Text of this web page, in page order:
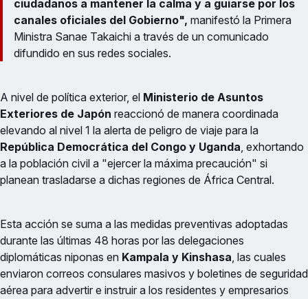
ciudadanos a mantener la calma y a guiarse por los
canales oficiales del Gobierno", manifestó la Primera
Ministra Sanae Takaichi a través de un comunicado
difundido en sus redes sociales.
A nivel de política exterior, el Ministerio de Asuntos
Exteriores de Japón reaccionó de manera coordinada
elevando al nivel 1 la alerta de peligro de viaje para la
República Democrática del Congo y Uganda, exhortando
a la población civil a "ejercer la máxima precaución" si
planean trasladarse a dichas regiones de África Central.
Esta acción se suma a las medidas preventivas adoptadas
durante las últimas 48 horas por las delegaciones
diplomáticas niponas en Kampala y Kinshasa, las cuales
enviaron correos consulares masivos y boletines de seguridad
aérea para advertir e instruir a los residentes y empresarios